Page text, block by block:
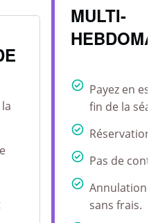
MULTI-
Payez en
fin de la
Réservation
Pas de
Annulation
sans frais.